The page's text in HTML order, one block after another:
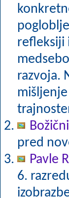
refleksiji
razvoja.
pred
Pavle
6.